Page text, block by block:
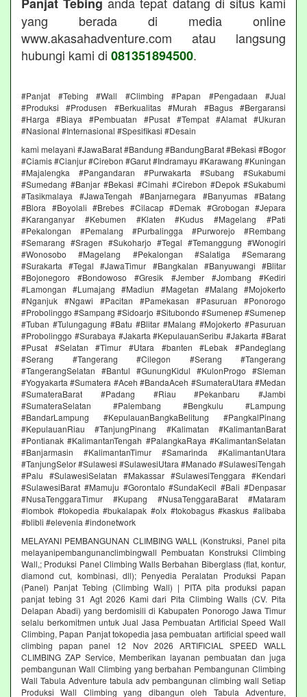
yang berada di media online
www.akasahadventure.com atau langsung
hubungi kami di 081351894500.
#Panjat #Tebing #Wall #Climbing #Papan #Pengadaan #Jual
#Produksi #Produsen #Berkualitas #Murah #Bagus #Bergaransi
#Harga #Biaya #Pembuatan #Pusat #Tempat #Alamat #Ukuran
#Nasional #Internasional #Spesifikasi #Desain
kami melayani #JawaBarat #Bandung #BandungBarat #Bekasi #Bogor
#Ciamis #Cianjur #Cirebon #Garut #Indramayu #Karawang #Kuningan
#Majalengka #Pangandaran #Purwakarta #Subang #Sukabumi
#Sumedang #Banjar #Bekasi #Cimahi #Cirebon #Depok #Sukabumi
#Tasikmalaya #JawaTengah #Banjarnegara #Banyumas #Batang
#Blora #Boyolali #Brebes #Cilacap #Demak #Grobogan #Jepara
#Karanganyar #Kebumen #Klaten #Kudus #Magelang #Pati
#Pekalongan #Pemalang #Purbalingga #Purworejo #Rembang
#Semarang #Sragen #Sukoharjo #Tegal #Temanggung #Wonogiri
#Wonosobo #Magelang #Pekalongan #Salatiga #Semarang
#Surakarta #Tegal #JawaTimur #Bangkalan #Banyuwangi #Blitar
#Bojonegoro #Bondowoso #Gresik #Jember #Jombang #Kediri
#Lamongan #Lumajang #Madiun #Magetan #Malang #Mojokerto
#Nganjuk #Ngawi #Pacitan #Pamekasan #Pasuruan #Ponorogo
#Probolinggo #Sampang #Sidoarjo #Situbondo #Sumenep #Sumenep
#Tuban #Tulungagung #Batu #Blitar #Malang #Mojokerto #Pasuruan
#Probolinggo #Surabaya #Jakarta #KepulauanSeribu #Jakarta #Barat
#Pusat #Selatan #Timur #Utara #banten #Lebak #Pandeglang
#Serang #Tangerang #Cilegon #Serang #Tangerang
#TangerangSelatan #Bantul #GunungKidul #KulonProgo #Sleman
#Yogyakarta #Sumatera #Aceh #BandaAceh #SumateraUtara #Medan
#SumateraBarat #Padang #Riau #Pekanbaru #Jambi
#SumateraSelatan #Palembang #Bengkulu #Lampung
#BandarLampung #KepulauanBangkaBelitung #PangkalPinang
#KepulauanRiau #TanjungPinang #Kalimatan #KalimantanBarat
#Pontianak #KalimantanTengah #PalangkaRaya #KalimantanSelatan
#Banjarmasin #KalimantanTimur #Samarinda #KalimantanUtara
#TanjungSelor #Sulawesi #SulawesiUtara #Manado #SulawesiTengah
#Palu #SulawesiSelatan #Makassar #SulawesiTenggara #Kendari
#SulawesiBarat #Mamuju #Gorontalo #SundaKecil #Bali #Denpasar
#NusaTenggaraTimur #Kupang #NusaTenggaraBarat #Mataram
#lombok #tokopedia #bukalapak #olx #tokobagus #kaskus #alibaba
#blibli #elevenia #indonetwork
MELAYANI PEMBANGUNAN CLIMBING WALL (Konstruksi, Panel pita
melayanipembangunanclimbingwall Pembuatan Konstruksi Climbing
Wall,; Produksi Panel Climbing Walls Berbahan Biberglass (flat, kontur,
diamond cut, kombinasi, dll); Penyedia Peralatan Produksi Papan
(Panel) Panjat Tebing (Climbing Wall) | PITA pita produksi papan
panjat tebing 31 Agt 2026 Kami dari Pita Climbing Walls (CV. Pita
Delapan Abadi) yang berdomisili di Kabupaten Ponorogo Jawa Timur
selalu berkomitmen untuk Jual Jasa Pembuatan Artificial Speed Wall
Climbing, Papan Panjat tokopedia jasa pembuatan artificial speed wall
climbing papan panel 12 Nov 2026 ARTIFICIAL SPEED WALL
CLIMBING ZAP Service, Memberikan layanan pembuatan dan juga
pembangunan Wall Climbing yang berbahan Pembangunan Climbing
Wall Tabula Adventure tabula adv pembangunan climbing wall Setiap
Produksi Wall Climbing yang dibangun oleh Tabula Adventure,